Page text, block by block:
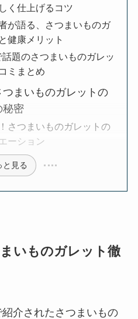
く仕上げるコツ
が語る、さつまいものガ
健康メリット
題のさつまいものガレッ
ミまとめ
つまいものガレットの
秘密
さつまいものガレットの
ーション
と見る
いものガレット徹
紹介されたさつまいもの